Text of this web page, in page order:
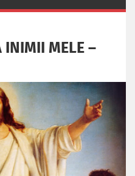
INIMII MELE –